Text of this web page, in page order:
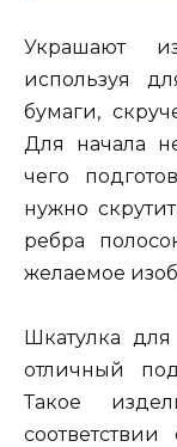
Украшают
используя
бумаги,
Для начала
чего
нужно
ребра
желаемое
Шкатулка
отличный
Такое